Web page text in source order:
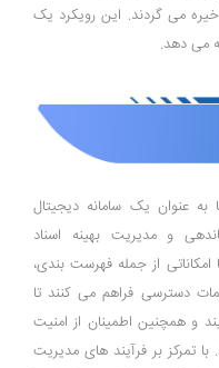
می ‌گردند. این رویکرد یک
می ‌دهد.
به عنوان یک سامانه دیجیتال
و مدیریت بهینه اسناد
امکاناتی از جمله فهرست ‌بندی،
دسترسی فراهم می ‌کنند تا
و همچنین اطمینان از امنیت
با تمرکز بر فرآیند های مدیریت